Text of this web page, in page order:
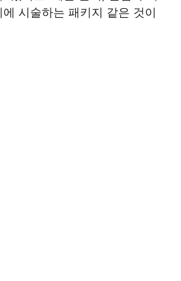
시술하는 패키지 같은 것이